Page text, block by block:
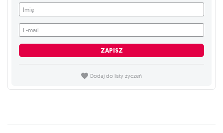
Imię
E-mail
ZAPISZ
Dodaj do listy życzeń